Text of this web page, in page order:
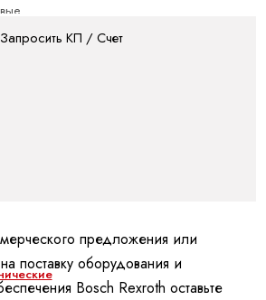
Запросить КП / Счет
предложения или
поставку оборудования и
Bosch Rexroth оставьте